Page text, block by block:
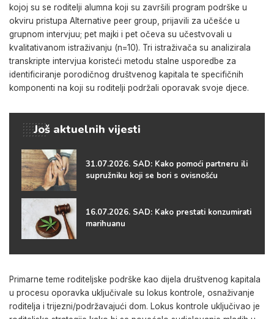
kojoj su se roditelji alumna koji su završili program podrške u
okviru pristupa Alternative peer group, prijavili za učešće u
grupnom intervjuu; pet majki i pet očeva su učestvovali u
kvalitativanom istraživanju (n=10). Tri istraživača su analizirala
transkripte intervjua koristeći metodu stalne usporedbe za
identificiranje porodičnog društvenog kapitala te specifičnih
komponenti na koji su roditelji podržali oporavak svoje djece.
Još aktuelnih vijesti
31.07.2026. SAD: Kako pomoći partneru ili
supružniku koji se bori s ovisnošću
16.07.2026. SAD: Kako prestati konzumirati
marihuanu
Primarne teme roditeljske podrške kao dijela društvenog kapitala
u procesu oporavka uključivale su lokus kontrole, osnaživanje
roditelja i trijezni/podržavajući dom. Lokus kontrole uključivao je